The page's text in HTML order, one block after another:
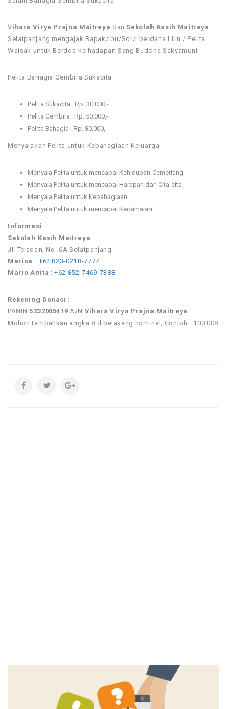
Vihara Virya Prajna Maitreya dan Sekolah Kasih Maitreya
Selatpanjang mengajak Bapak/Ibu/Sdr/i berdana Lilin / Pelita
Waisak untuk Berdoa ke hadapan Sang Buddha Sakyamuni
Pelita Bahagia Gembira Sukacita
Pelita Sukacita : Rp. 30.000,-
Pelita Gembira : Rp. 50.000,-
Pelita Bahagia : Rp. 80.000,-
Menyalakan Pelita untuk Kebahagiaan Keluarga
Menyala Pelita untuk mencapai Kehidupan Cemerlang
Menyala Pelita untuk mencapai Harapan dan Cita-cita
Menyala Pelita untuk Kebahagiaan
Menyala Pelita untuk mencapai Kedamaian
Informasi :
Sekolah Kasih Maitreya
Jl. Teladan, No. 6A Selatpanjang
Marina : +62 823-0218-7777
Mario Anita :+62 852-7469-7388
Rekening Donasi :
PANIN 5232005419 A/N Vihara Virya Prajna Maitreya
Mohon tambahkan angka 8 dibelakang nominal, Contoh : 100.008